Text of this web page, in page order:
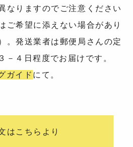
なりますのでご注意ください
ご希望に添えない場合があり
。発送業者は郵便局さんの定
－４日程度でお届けです。
ガイド にて。
はこちらより